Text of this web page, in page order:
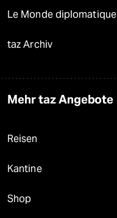
Le Monde diplomatique
taz Archiv
Mehr taz Angebote
Reisen
Kantine
Shop